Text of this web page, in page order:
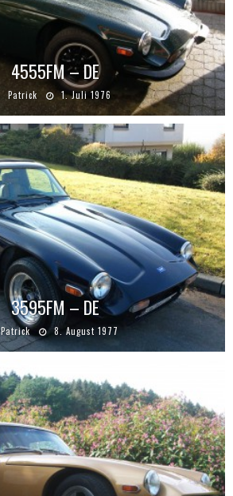
4555FM – DE
Patrick 1. Juli 1976
3595FM – DE
Patrick 8. August 1977